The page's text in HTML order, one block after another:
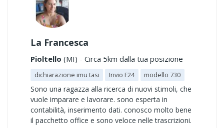
La Francesca
Pioltello (MI) - Circa 5km dalla tua posizione
dichiarazione imu tasi Invio F24 modello 730
Sono una ragazza alla ricerca di nuovi stimoli, che
vuole imparare e lavorare. sono esperta in
contabilità, inserimento dati. conosco molto bene
il pacchetto office e sono veloce nelle trascrizioni.